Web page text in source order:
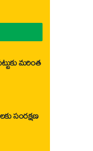
మరింత
సంరక్షణ